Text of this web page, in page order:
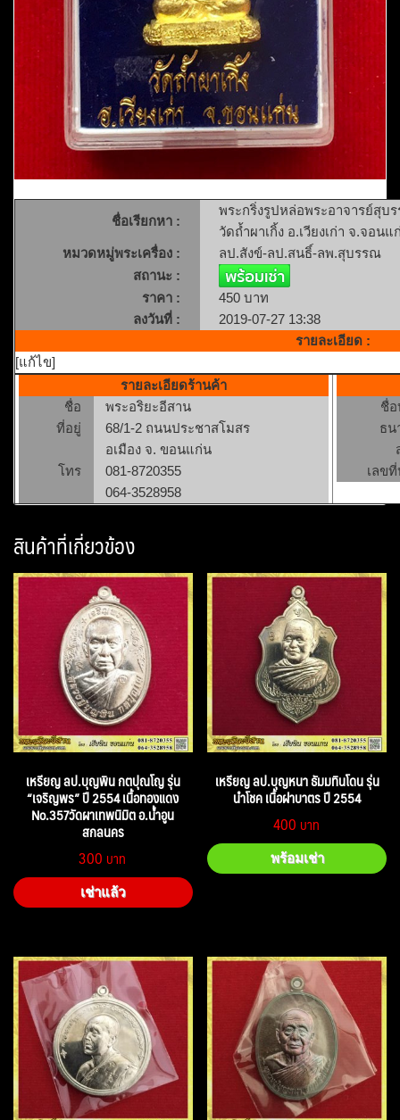
ชื่อเรียกหา :
พระกริ่งรูปหล่อพระอาจารย์สุบ
วัดถ้ำผาเกิ้ง อ.เวียงเก่า จ.จอนแ
หมวดหมู่พระเครื่อง :
ลป.สังข์-ลป.สนธิ์-ลพ.สุบรรณ
สถานะ :
ราคา :
450 บาท
ลงวันที่ :
2019-07-27 13:38
รายละเอียด :
[แก้ไข]
รายละเอียดร้านค้า
ชื่อ
พระอริยะอีสาน
ที่อยู่
68/1-2 ถนนประชาสโมสร
อเมือง จ. ขอนแก่น
โทร
081-8720355
064-3528958
ชื่
ธน
เลข
สินค้าที่เกี่ยวข้อง
เหรียญ ลป.บุญพิน กตปุณโญ รุ่น
“เจริญพร” ปี 2554 เนื้อทองแดง
No.357วัดผาเทพนิมิต อ.น้ำอูน
สกลนคร
300
เช่าแล้ว
เหรียญ ลป.บุญหนา ธัมมทินโดน รุ่น
นำโชค เนื้อฝาบาตร ปี 2554
400
พร้อมเช่า